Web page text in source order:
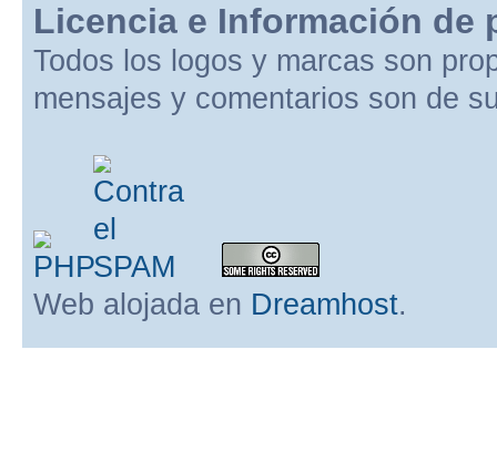
Licencia e Información de
Todos los logos y marcas son
mensajes y comentarios son de
Web alojada en Dreamhost.